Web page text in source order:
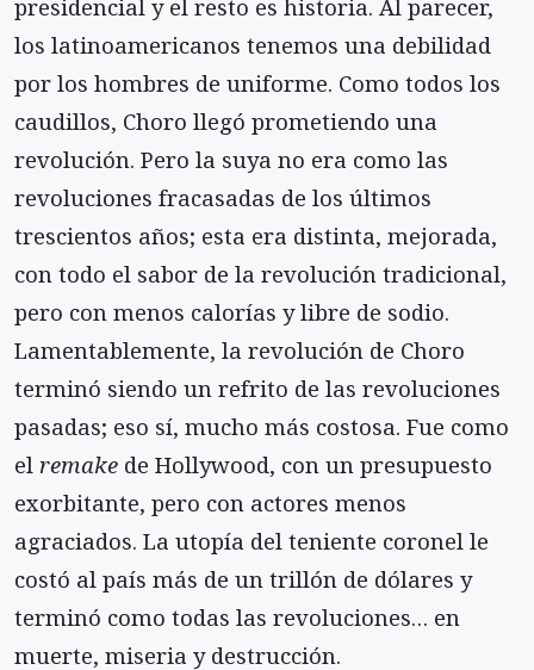
presidencial y el resto es historia. Al parecer,
los latinoamericanos tenemos una debilidad
por los hombres de uniforme. Como todos los
caudillos, Choro llegó prometiendo una
revolución. Pero la suya no era como las
revoluciones fracasadas de los últimos
trescientos años; esta era distinta, mejorada,
con todo el sabor de la revolución tradicional,
pero con menos calorías y libre de sodio.
Lamentablemente, la revolución de Choro
terminó siendo un refrito de las revoluciones
pasadas; eso sí, mucho más costosa. Fue como
el remake de Hollywood, con un presupuesto
exorbitante, pero con actores menos
agraciados. La utopía del teniente coronel le
costó al país más de un trillón de dólares y
terminó como todas las revoluciones… en
muerte, miseria y destrucción.